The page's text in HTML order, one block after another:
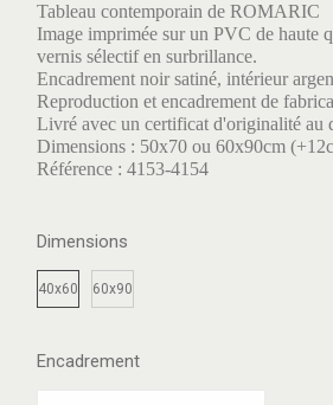
Tableau contemporain de ROMARIC
Image imprimée sur un PVC de haute
vernis sélectif en surbrillance.
Encadrement noir satiné, intérieur
Reproduction et encadrement de
Livré avec un certificat d'originalité au
Dimensions : 50x70 ou 60x90cm
Référence : 4153-4154
Dimensions
40x60 60x90
Encadrement